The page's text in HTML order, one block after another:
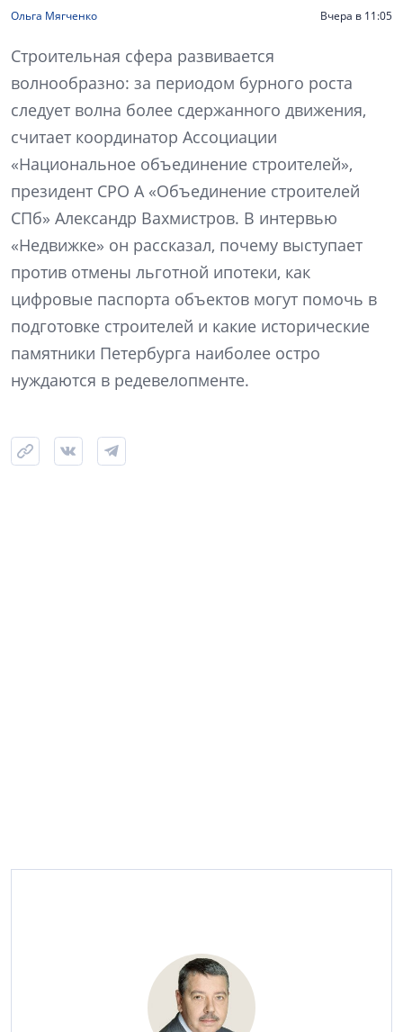
Ольга Мягченко Вчера в 11:05
Строительная сфера развивается
волнообразно: за периодом бурного роста
следует волна более сдержанного движения,
считает координатор Ассоциации
«Национальное объединение строителей»,
президент СРО А «Объединение строителей
СПб» Александр Вахмистров. В интервью
«Недвижке» он рассказал, почему выступает
против отмены льготной ипотеки, как
цифровые паспорта объектов могут помочь в
подготовке строителей и какие исторические
памятники Петербурга наиболее остро
нуждаются в редевелопменте.
строительную отрасль ждут трудные времена.
Оправдались ли ваши прогнозы?
— К сожалению, да. Учитывая то, как развиваются